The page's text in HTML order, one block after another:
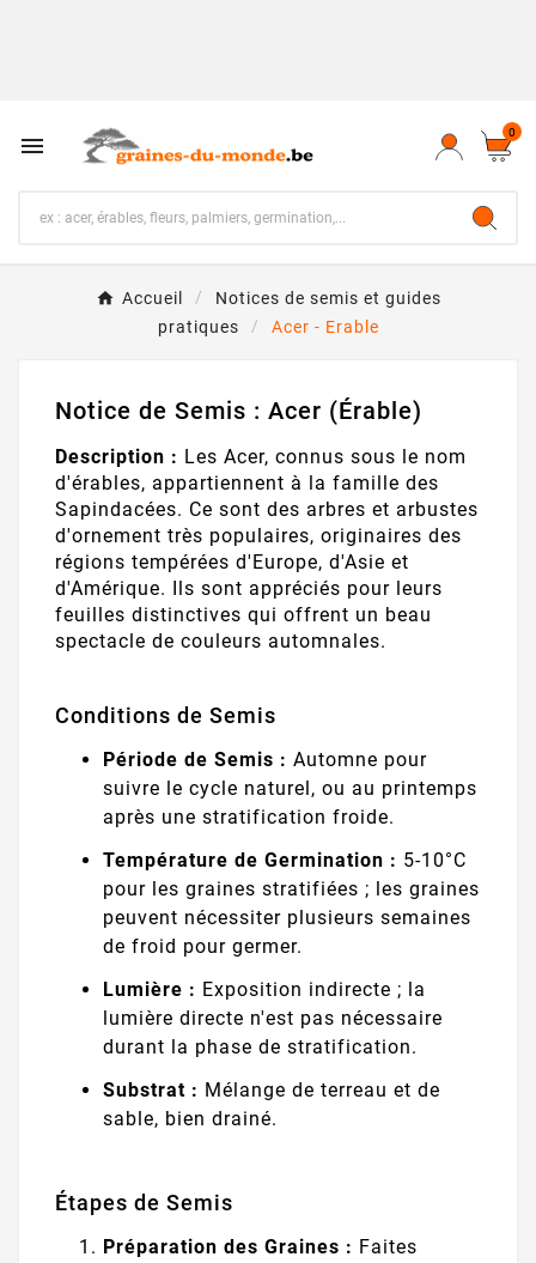
 0
Accueil
Notices de semis et guides
pratiques
Acer - Erable
Notice de Semis : Acer (Érable)
Description : Les Acer, connus sous le nom
d'érables, appartiennent à la famille des
Sapindacées. Ce sont des arbres et arbustes
d'ornement très populaires, originaires des
régions tempérées d'Europe, d'Asie et
d'Amérique. Ils sont appréciés pour leurs
feuilles distinctives qui offrent un beau
spectacle de couleurs automnales.
Conditions de Semis
Période de Semis : Automne pour
suivre le cycle naturel, ou au printemps
après une stratification froide.
Température de Germination : 5-10°C
pour les graines stratifiées ; les graines
peuvent nécessiter plusieurs semaines
de froid pour germer.
Lumière : Exposition indirecte ; la
lumière directe n'est pas nécessaire
durant la phase de stratification.
Substrat : Mélange de terreau et de
sable, bien drainé.
Étapes de Semis
Préparation des Graines : Faites